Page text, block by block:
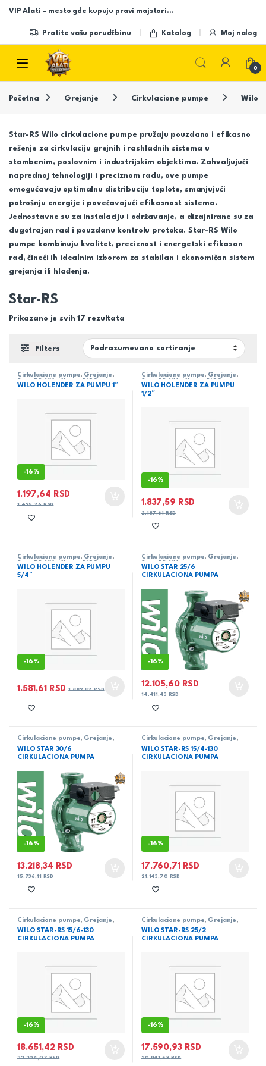
Skip to navigation
Skip to content
VIP Alati – mesto gde kupuju pravi majstori…
Pratite vašu porudžbinu Katalog Moj nalog
Open
0
Početna Grejanje Cirkulacione pumpe Wilo
Star-RS Wilo cirkulacione pumpe pružaju pouzdano i efikasno
rešenje za cirkulaciju grejnih i rashladnih sistema u
stambenim, poslovnim i industrijskim objektima. Zahvaljujući
naprednoj tehnologiji i preciznom radu, ove pumpe
omogućavaju optimalnu distribuciju toplote, smanjujući
potrošnju energije i povećavajući efikasnost sistema.
Jednostavne su za instalaciju i održavanje, a dizajnirane su za
dugotrajan rad i pouzdanu kontrolu protoka. Star-RS Wilo
pumpe kombinuju kvalitet, preciznost i energetski efikasan
rad, čineći ih idealnim izborom za stabilan i ekonomičan sistem
grejanja ili hlađenja.
Star-RS
Prikazano je svih 17 rezultata
Filters
Cirkulacione pumpe, Grejanje ,
Star-RS ,Wilo ,Yonos PICO
WILO HOLENDER ZA PUMPU 1″
-16%
1.197,64 RSD
1.425,76RSD
Cirkulacione pumpe, Grejanje ,
Star-RS ,Wilo ,Yonos PICO
WILO HOLENDER ZA PUMPU
1/2″
-16%
1.837,59 RSD
2.187,61RSD
Cirkulacione pumpe, Grejanje ,
Star-RS ,Wilo ,Yonos PICO
WILO HOLENDER ZA PUMPU
5/4″
-16%
1.581,61 RSD 1.882,87RSD
Cirkulacione pumpe, Grejanje ,
Star-RS, Wilo
WILO STAR 25/6
CIRKULACIONA PUMPA
-16%
12.105,60 RSD
14.411,43RSD
Cirkulacione pumpe, Grejanje ,
Star-RS, Wilo
WILO STAR 30/6
CIRKULACIONA PUMPA
-16%
13.218,34 RSD
15.736,11RSD
Cirkulacione pumpe, Grejanje ,
Star-RS, Wilo
WILO STAR-RS 15/4-130
CIRKULACIONA PUMPA
-16%
17.760,71 RSD
21.143,70RSD
Cirkulacione pumpe, Grejanje ,
Star-RS, Wilo
WILO STAR-RS 15/6-130
CIRKULACIONA PUMPA
-16%
18.651,42 RSD
22.204,07RSD
Cirkulacione pumpe, Grejanje ,
Star-RS, Wilo
WILO STAR-RS 25/2
CIRKULACIONA PUMPA
-16%
17.590,93 RSD
20.941,58RSD